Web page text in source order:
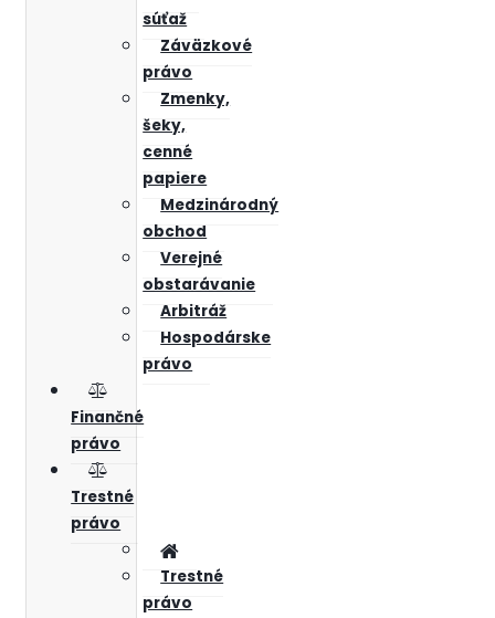
súťaž
Záväzkové
právo
Zmenky,
šeky,
cenné
papiere
Medzinárodný
obchod
Verejné
obstarávanie
Arbitráž
Hospodárske
právo
Finančné
právo
Trestné
právo
Trestné
právo